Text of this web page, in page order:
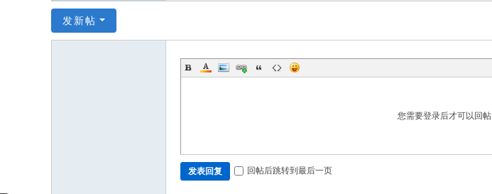
发新帖
您需要登录后才可以回帖
发表回复 回帖后跳转到最后一页